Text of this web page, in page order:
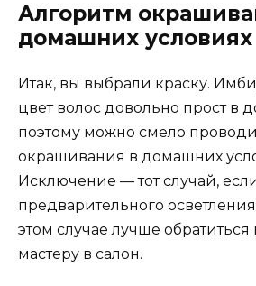
Алгоритм
домашних условиях
Итак, вы выбрали краску.
цвет волос довольно прост в
поэтому можно смело
окрашивания в домашних
Исключение — тот случай,
предварительного
этом случае лучше
мастеру в салон.